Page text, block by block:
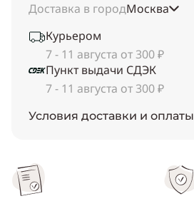
Доставка в городМосква
Курьером
7 - 11 августа от 300 ₽
Пункт выдачи СДЭК
7 - 11 августа от 300 ₽
Условия доставки и оплаты